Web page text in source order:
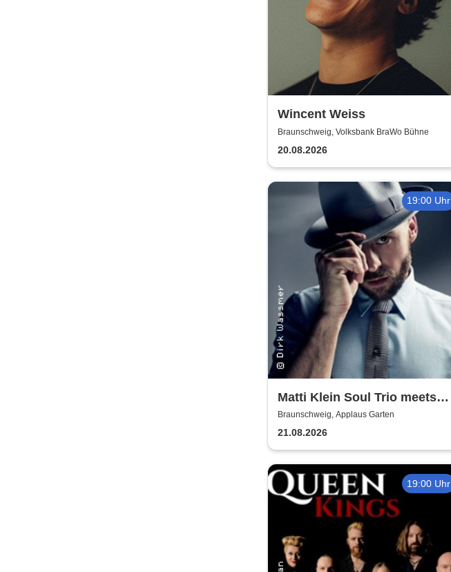
Wincent Weiss
Braunschweig, Volksbank BraWo Bühne
20.08.2026
19:00 Uhr
Matti Klein Soul Trio meets
Max Mutzke
Braunschweig, Applaus Garten
21.08.2026
19:00 Uhr